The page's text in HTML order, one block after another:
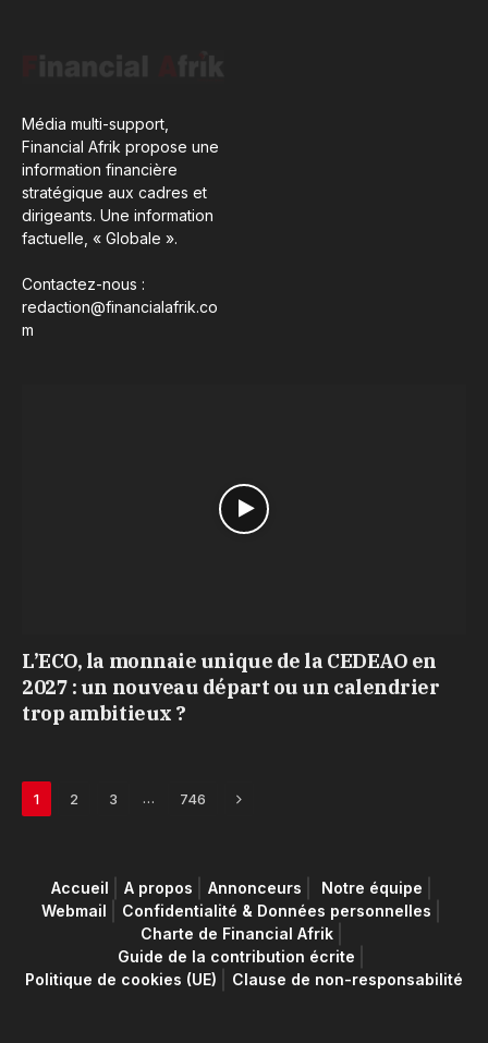
Média multi-support,
Financial Afrik propose une
information financière
stratégique aux cadres et
dirigeants. Une information
factuelle, « Globale ».
Contactez-nous :
redaction@financialafrik.co
m
L’ECO, la monnaie unique de la CEDEAO en
2027 : un nouveau départ ou un calendrier
trop ambitieux ?
1 2 3 … 746 Next
Accueil A propos Annonceurs
Notre équipe
Webmail
Confidentialité & Données personnelles
Charte de Financial Afrik
Guide de la contribution écrite
Politique de cookies (UE)
Clause de non-responsabilité